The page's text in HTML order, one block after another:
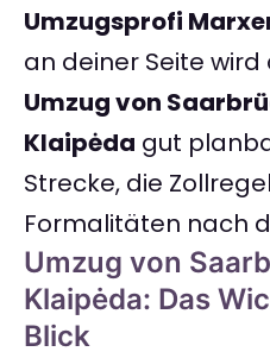
Umzugsprofi
an deiner Seite
Umzug von
Klaipėda gut
Strecke, die
Formalitäten nach
Umzug von
Klaipėda: Das
Blick